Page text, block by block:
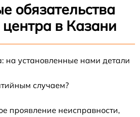
обязательства
центра в Казани
на установленные нами детали
случаем?
проявление неисправности,